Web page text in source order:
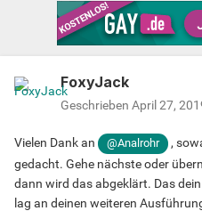
FoxyJack
Geschrieben April 27,
Vielen Dank an @Analrohr
,
gedacht. Gehe nächste oder
dann wird das abgeklärt. Das
lag an deinen weiteren